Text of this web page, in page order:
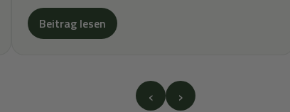
Beitrag lesen
‹ ›